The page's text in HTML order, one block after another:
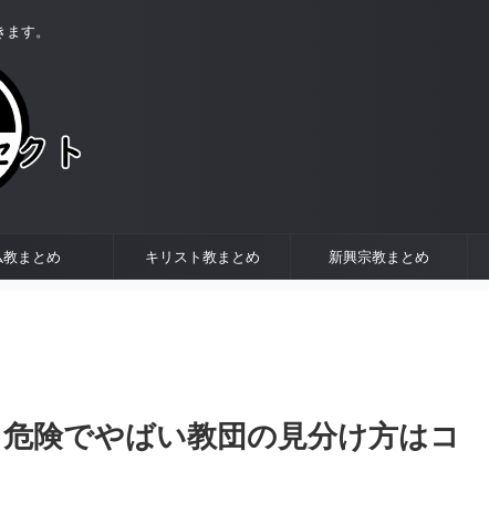
す。
教まとめ キリスト教まとめ 新興宗教まとめ
険でやばい教団の見分け方はコ